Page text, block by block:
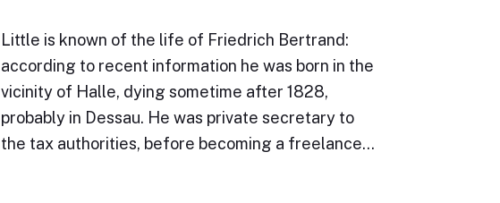
Little is known of the life of Friedrich Bertrand:
according to recent information he was born in the
vicinity of Halle, dying sometime after 1828,
probably in Dessau. He was private secretary to
the tax authorities, before becoming a freelance…